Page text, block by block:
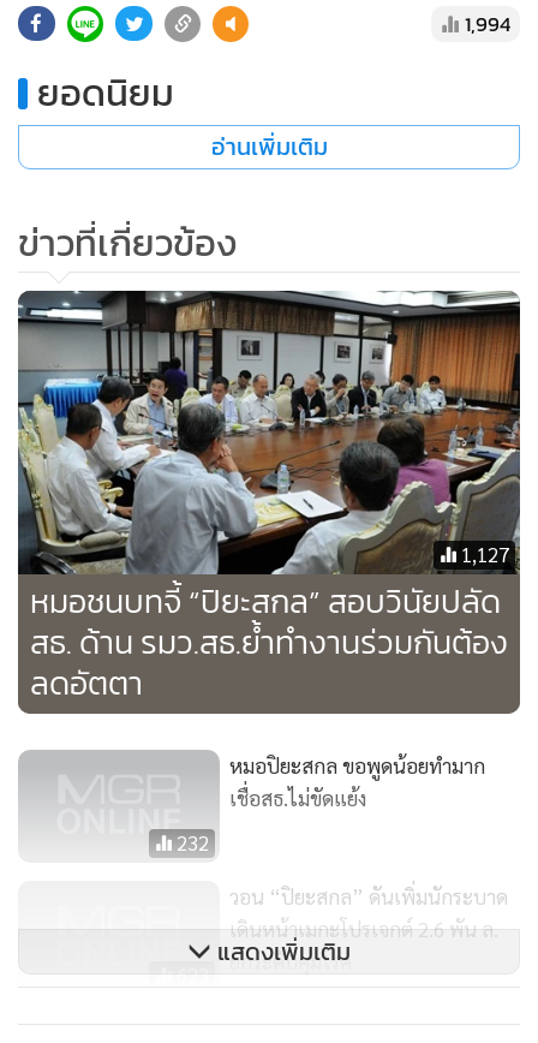
นพ.ปิยะสกล กล่าวว่า
สปสช. ต้องอธิบายให้สังคมเข้าใจอย่างชัดเจนว่าทำเช่นนั้นเพราะ
อะไร เกิดประโยชน์อะไร เช่น ที่มีการสงสัยว่า การกันเงินนั้นทำ
เพื่ออะไร ก็ต้องอธิบายว่ากันไว้แล้วเกิดผลแบบไหนอย่างไร โดย
เฉพาะอธิบายกับ สธ. ซึ่งทำงานร่วมกัน ทั้งนี้ ถ้า สธ. และ สปสช.
เข้าใจกันระบบประกันสุขภาพแห่งชาติจะไปข้างหน้าได้เร็ว และ
เกิดสุขภาวะที่ดีกับประชาชน ทั้งนี้ ยืนยันว่า ไม่คิดถอยหลังเรื่อง
หลักประกันสุขภาพฯ แน่นอน เพราะทำมา 13 ปีแล้ว เพียงแต่
ต้องปรับให้เหมาะสม ตามโลกและเทคโนโลยีที่เปลี่ยนไป จะยืน
ตามแบบเดิมไม่ได้ และขณะนี้ สปสช. เป็นที่เพ่งดูมาก เพราะงบ
ประมาณมาก มีความผูกพันกับสุขภาพประชาชนองค์รวมทั้ง
ประเทศ อยากให้มองเป้าหมายใหญ่ข้างหน้าร่วมกับ สธ. เพราะ
ขณะนี้ถ้าข้างนอกมองดูก็ยังเห็นว่ามีความเห็นที่แตกต่างกัน
นพ.ปิยะสกล กล่าวว่า สำหรับแผนงานที่มีข้อเสนอร่วมกับ สธ. 6
งบประมาณ​ 2. ปรับกลไกการบริหารจัดการร่วมกันระหว่าง
สปสช. และ สธ. 3. ปรับระบบการจัดสรรงบกองทุนหลักประกัน
สุขภาพ 4. ปรับโครงสร้างระบบการเงินการคลัง เช่น คำของบ
ประมาณจะมีการจัดทำร่วมกันจากที่ต่างคนต่างขอและเกิดความ
ซ้ำซ้อน 5. ปรับการจัดการระบบสาธารณสุขในภาพรวม และ 6.
เสริมสร้างความเข้มแข็งของระบบบริการปฐมภูมิ จะนำเข้าที่
ประชุมกระทรวงเพื่อให้ทุกฝ่ายเข้าใจร่วมกันต่อไป ​​อย่างไรก็ตาม
1,994
ยอดนิยม
อ่านเพิ่มเติม
ข่าวที่เกี่ยวข้อง
1,127
หมอชนบทจี้ “ปิยะสกล” สอบวินัยปลัด
สธ. ด้าน รมว.สธ.ย้ำทำงานร่วมกันต้อง
ลดอัตตา
232
หมอปิยะสกล ขอพูดน้อยทำมาก
เชื่อสธ.ไม่ขัดแย้ง
623
วอน “ปิยะสกล” ดันเพิ่มนักระบาด
เดินหน้าเมกะโปรเจกต์ 2.6 พัน ล.
ยกระดับคุมโรค
ประชาคม สธ.- หมออนามัยเสนอ
แสดงเพิ่มเติม